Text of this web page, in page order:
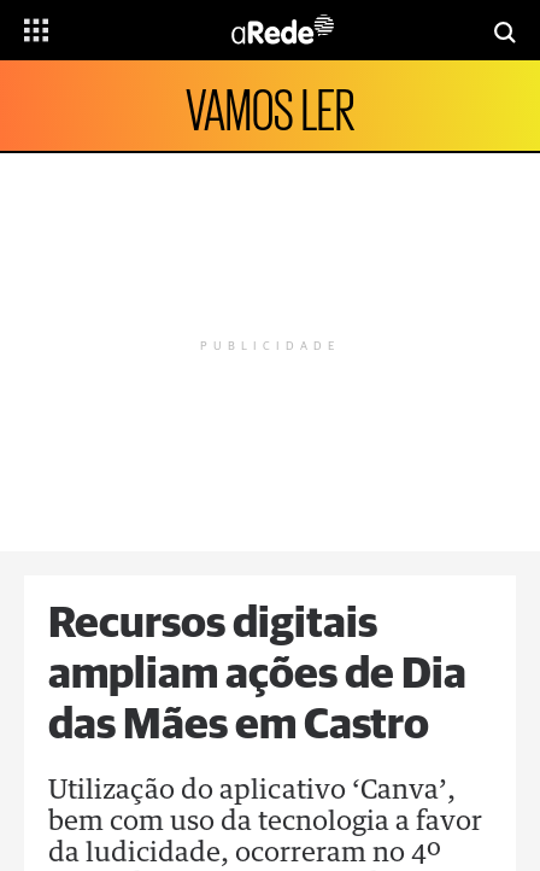
VAMOS LER
PUBLICIDADE
Recursos digitais
ampliam ações de Dia
das Mães em Castro
Utilização do aplicativo ‘Canva’,
bem com uso da tecnologia a favor
da ludicidade, ocorreram no 4º